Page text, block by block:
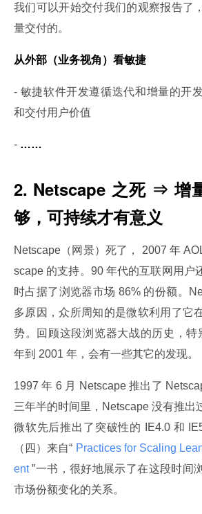
我们可以开始交付我们的观察报告了
量交付的。
从外部（业务视角）看敏捷
- 敏捷软件开发遵循迭代和增量的开
和交付用户价值
- ……
2. Netscape 之死 ⇒ 增
够，可持续才有意义
Netscape（网景）死了， 2007 年
scape 的支持。90 年代的互联网用户
时占据了浏览器市场 86% 的份额。
多原因，众所周知的是微软利用了它
势。回顾这段浏览器大战的历史，特
年到 2001 年，会有一些其它的发现。
1997 年 6 月 Netscape 推出了
三年半的时间里，Netscape 没有推出
微软先后推出了突破性的 IE4.0 和
（四）来自“ Practices for Scaling
ent ”一书，很好地展示了在这段时间
市场份额变化的关系。